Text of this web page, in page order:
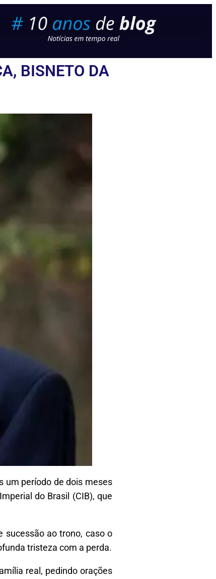
BISNETO DA
um período de dois meses
do Brasil (CIB), que
sucessão ao trono, caso o
tristeza com a perda.
real, pedindo orações